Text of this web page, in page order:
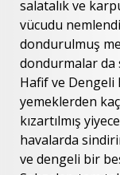
salatalık ve
vücudu
dondurulmuş
dondurmalar da
Hafif ve Dengeli
yemeklerden
kızartılmış
havalarda
ve dengeli bir